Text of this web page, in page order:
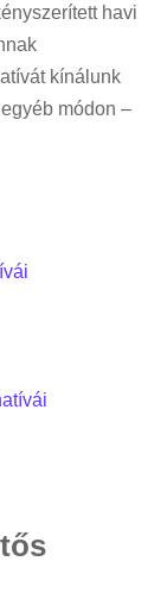
havi
kínálunk
módon –